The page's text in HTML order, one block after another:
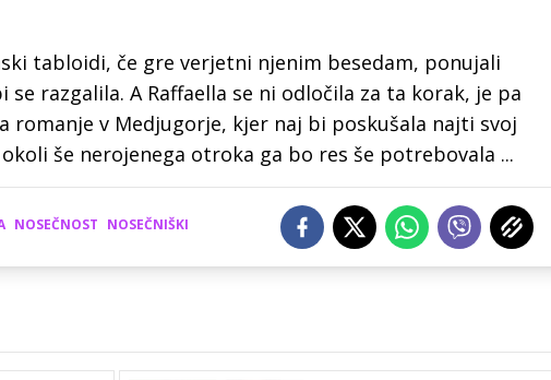
tabloidi, če gre verjetni njenim besedam, ponujali
razgalila. A Raffaella se ni odločila za ta korak, je pa
romanje v Medjugorje, kjer naj bi poskušala najti svoj
še nerojenega otroka ga bo res še potrebovala ...
NOSEČNOST NOSEČNIŠKI